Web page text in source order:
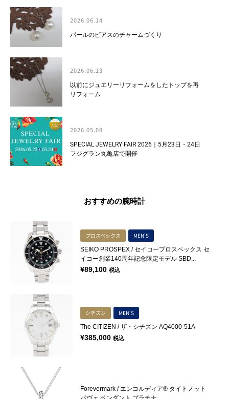
2026.06.14
パールのピアスのチャームづくり
2026.06.13
以前にジュエリーリフォームをしたトップを再
リフォーム
2026.05.08
SPECIAL JEWELRY FAIR 2026｜5月23日・24日
フジグラン丸亀店で開催
おすすめの腕時計
プロスペックス MEN'S
SEIKO PROSPEX / セイコープロスペックス セ
イコー創業140周年記念限定モデル SBD...
¥89,100 税込
シチズン MEN'S
The CITIZEN / ザ・シチズン AQ4000-51A
¥385,000 税込
Forevermark / エンコルディア® タイトノット